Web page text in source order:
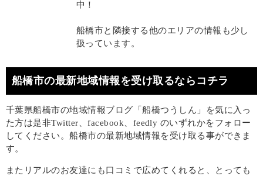
中！
船橋市と隣接する他のエリアの情報も少し
扱っています。
船橋市の最新地域情報を受け取るならコチラ
千葉県船橋市の地域情報ブログ「船橋つうしん」を気に入っ
た方は是非Twitter、facebook、feedly のいずれかをフォロー
してください。船橋市の最新地域情報を受け取る事ができま
す。
またリアルのお友達にも口コミで広めてくれると、とっても